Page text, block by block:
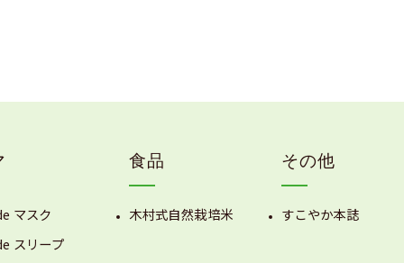
マスク
スリープ
食品
木村式自然栽培米
その他
すこやか本誌